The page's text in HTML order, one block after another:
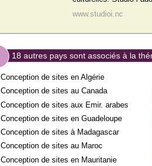
www.studioi.nc
18 autres pays sont associés à la
Conception de sites en Algérie
Conception de sites au Canada
Conception de sites aux Emir. arabes
Conception de sites en Guadeloupe
Conception de sites à Madagascar
Conception de sites au Maroc
Conception de sites en Mauritanie